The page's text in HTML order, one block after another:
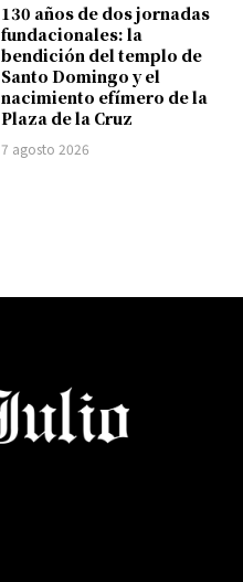
130 años de dos jornadas
fundacionales: la
bendición del templo de
Santo Domingo y el
nacimiento efímero de la
Plaza de la Cruz
7 agosto 2026